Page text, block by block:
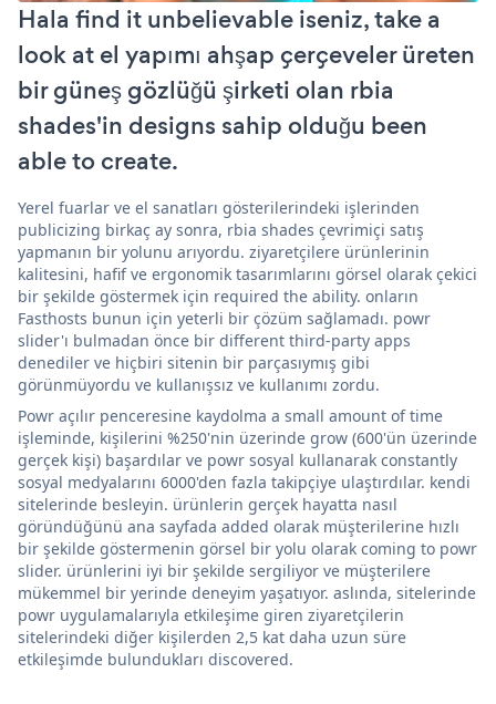
Hala find it unbelievable iseniz, take a
look at el yapımı ahşap çerçeveler üreten
bir güneş gözlüğü şirketi olan rbia
shades'in designs sahip olduğu been
able to create.
Yerel fuarlar ve el sanatları gösterilerindeki işlerinden
publicizing birkaç ay sonra, rbia shades çevrimiçi satış
yapmanın bir yolunu arıyordu. ziyaretçilere ürünlerinin
kalitesini, hafif ve ergonomik tasarımlarını görsel olarak çekici
bir şekilde göstermek için required the ability. onların
Fasthosts bunun için yeterli bir çözüm sağlamadı. powr
slider'ı bulmadan önce bir different third-party apps
denediler ve hiçbiri sitenin bir parçasıymış gibi
görünmüyordu ve kullanışsız ve kullanımı zordu.
Powr açılır penceresine kaydolma a small amount of time
işleminde, kişilerini %250'nin üzerinde grow (600'ün üzerinde
gerçek kişi) başardılar ve powr sosyal kullanarak constantly
sosyal medyalarını 6000'den fazla takipçiye ulaştırdılar. kendi
sitelerinde besleyin. ürünlerin gerçek hayatta nasıl
göründüğünü ana sayfada added olarak müşterilerine hızlı
bir şekilde göstermenin görsel bir yolu olarak coming to powr
slider. ürünlerini iyi bir şekilde sergiliyor ve müşterilere
mükemmel bir yerinde deneyim yaşatıyor. aslında, sitelerinde
powr uygulamalarıyla etkileşime giren ziyaretçilerin
sitelerindeki diğer kişilerden 2,5 kat daha uzun süre
etkileşimde bulundukları discovered.